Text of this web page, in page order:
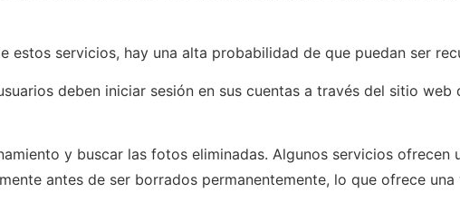
estos servicios, hay una alta probabilidad de que puedan ser
deben iniciar sesión en sus cuentas a través del sitio
y buscar las fotos eliminadas. Algunos servicios ofrecen
antes de ser borrados permanentemente, lo que ofrece